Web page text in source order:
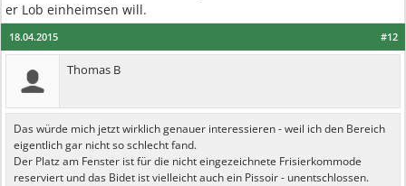
er Lob einheimsen will.
#12
18.04.2015
Thomas B
Das würde mich jetzt wirklich genauer interessieren - weil ich den Bereich
eigentlich gar nicht so schlecht fand.
Der Platz am Fenster ist für die nicht eingezeichnete Frisierkommode
reserviert und das Bidet ist vielleicht auch ein Pissoir - unentschlossen.